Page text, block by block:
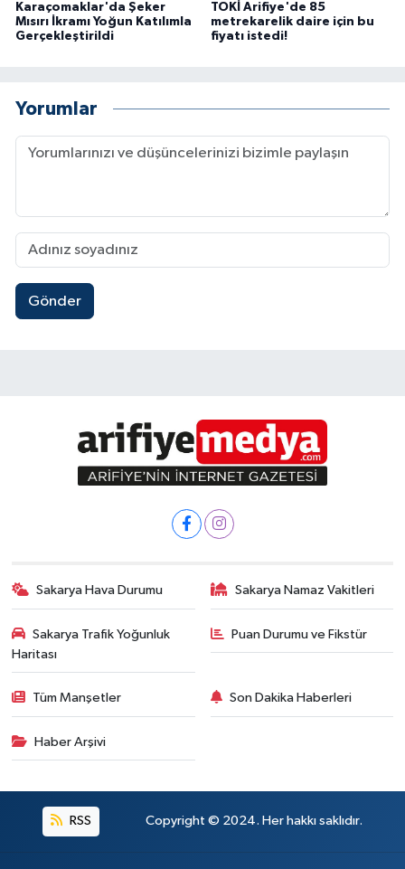
Karaçomaklar'da Şeker
Mısırı İkramı Yoğun Katılımla
Gerçekleştirildi
TOKİ Arifiye'de 85
metrekarelik daire için bu
fiyatı istedi!
Yorumlar
Gönder
Sakarya Hava Durumu Sakarya Namaz Vakitleri
Sakarya Trafik Yoğunluk
Haritası
Puan Durumu ve Fikstür
Tüm Manşetler Son Dakika Haberleri
Haber Arşivi
RSS Copyright © 2024. Her hakkı saklıdır.